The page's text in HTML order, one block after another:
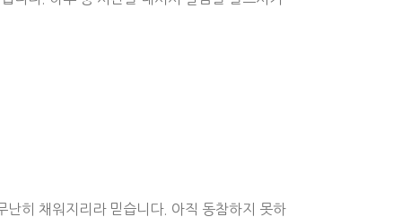
히 채워지리라 믿습니다. 아직 동참하지 못하